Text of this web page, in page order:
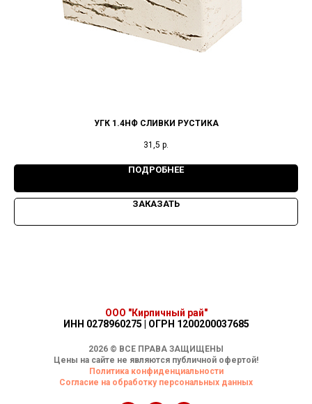
УГК 1.4НФ СЛИВКИ РУСТИКА
31,5 р.
ПОДРОБНЕЕ
ЗАКАЗАТЬ
ООО "Кирпичный рай"
ИНН 0278960275 | ОГРН 1200200037685
2026 © ВСЕ ПРАВА ЗАЩИЩЕНЫ
Цены на сайте не являются публичной офертой!
Политика конфиденциальности
Согласие на обработку персональных данных